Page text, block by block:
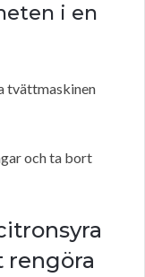
i en
tvättmaskinen
och ta bort
rengöra